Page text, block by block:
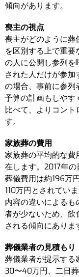
傾向があります。
喪主の視点
喪主がどのように葬
を区別する上で重要
の人に公開し参列を
された人だけが参
の場合、事前に参列
予算の計画もしやす
比べて、よりコント
す。
家族葬の費用
家族葬の平均的な費
在します。2017年
葬儀費用は約196万
110万円とされてい
内容の違いによる
者が少ないため、飲
される傾向にありま
葬儀業者の見積もり
葬儀業者が提示する
30〜40万円、二日